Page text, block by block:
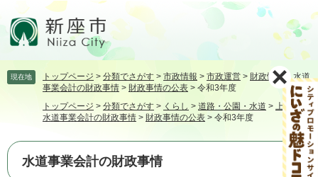
頭飛
文
へ
現在地 トップページ > 分類でさがす > 市政情報 > 市政運営 > 財政情報>水道
事業会計の財政事情 > 財政事情の公表 > 令和3年度
トップページ > 分類でさがす > くらし > 道路・公園・水道 > 上水道>
水道事業会計の財政事情 > 財政事情の公表 > 令和3年度
水道事業会計の財政事情